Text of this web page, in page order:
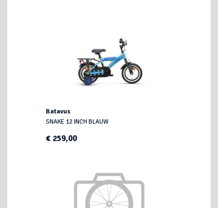
Batavus
SNAKE 12 INCH BLAUW
€ 259,00